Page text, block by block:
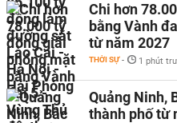
Chi hơn
bằng Vành
từ năm 2027
THỜI SỰ - 1 phút
Quảng Ninh,
thành phố từ